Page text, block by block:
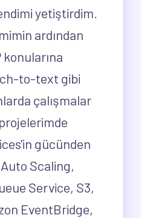
yetiştirdim.
ardından
to-text gibi
çalışmalar
gücünden
Scaling,
Service, S3,
EventBridge,